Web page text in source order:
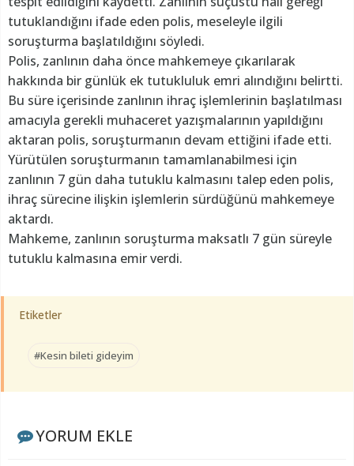
tutuklandığını ifade eden polis, meseleyle ilgili
soruşturma başlatıldığını söyledi.
Polis, zanlının daha önce mahkemeye çıkarılarak
hakkında bir günlük ek tutukluluk emri alındığını belirtti.
Bu süre içerisinde zanlının ihraç işlemlerinin başlatılması
amacıyla gerekli muhaceret yazışmalarının yapıldığını
aktaran polis, soruşturmanın devam ettiğini ifade etti.
Yürütülen soruşturmanın tamamlanabilmesi için
zanlının 7 gün daha tutuklu kalmasını talep eden polis,
ihraç sürecine ilişkin işlemlerin sürdüğünü mahkemeye
aktardı.
Mahkeme, zanlının soruşturma maksatlı 7 gün süreyle
tutuklu kalmasına emir verdi.
Etiketler
#Kesin bileti gideyim
YORUM EKLE